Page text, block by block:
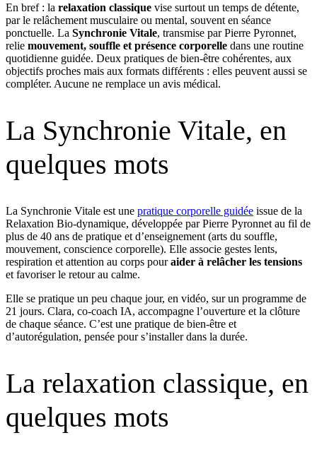
En bref : la relaxation classique vise surtout un temps de détente,
par le relâchement musculaire ou mental, souvent en séance
ponctuelle. La Synchronie Vitale, transmise par Pierre Pyronnet,
relie mouvement, souffle et présence corporelle dans une routine
quotidienne guidée. Deux pratiques de bien-être cohérentes, aux
objectifs proches mais aux formats différents : elles peuvent aussi se
compléter. Aucune ne remplace un avis médical.
La Synchronie Vitale, en
quelques mots
La Synchronie Vitale est une pratique corporelle guidée issue de la
Relaxation Bio-dynamique, développée par Pierre Pyronnet au fil de
plus de 40 ans de pratique et d’enseignement (arts du souffle,
mouvement, conscience corporelle). Elle associe gestes lents,
respiration et attention au corps pouraider à relâcher les tensions
et favoriser le retour au calme.
Elle se pratique un peu chaque jour, en vidéo, sur un programme de
21 jours. Clara, co-coach IA, accompagne l’ouverture et la clôture
de chaque séance. C’est une pratique de bien-être et
d’autorégulation, pensée pour s’installer dans la durée.
La relaxation classique, en
quelques mots